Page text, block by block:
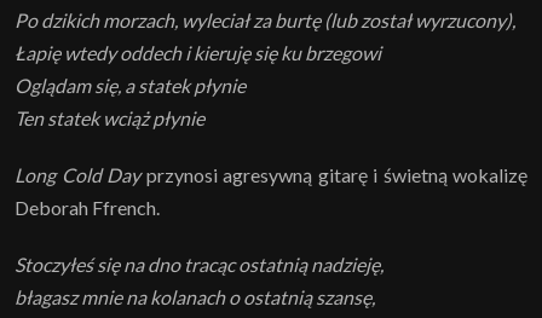
Po dzikich morzach, wyleciał za burtę (lub został wyrzucony),
Łapię wtedy oddech i kieruję się ku brzegowi
Oglądam się, a statek płynie
Ten statek wciąż płynie
Long Cold Dayprzynosi agresywną gitarę i świetną wokalizę
Deborah Ffrench.
Stoczyłeś się na dno tracąc ostatnią nadzieję,
błagasz mnie na kolanach o ostatnią szansę,